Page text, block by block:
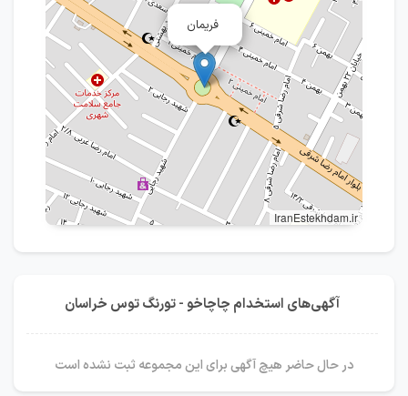
فریمان
IranEstekhdam.ir
آگهی‌های استخدام چاچاخو - تورنگ توس خراسان
در حال حاضر هیچ آگهی برای این مجموعه ثبت نشده است